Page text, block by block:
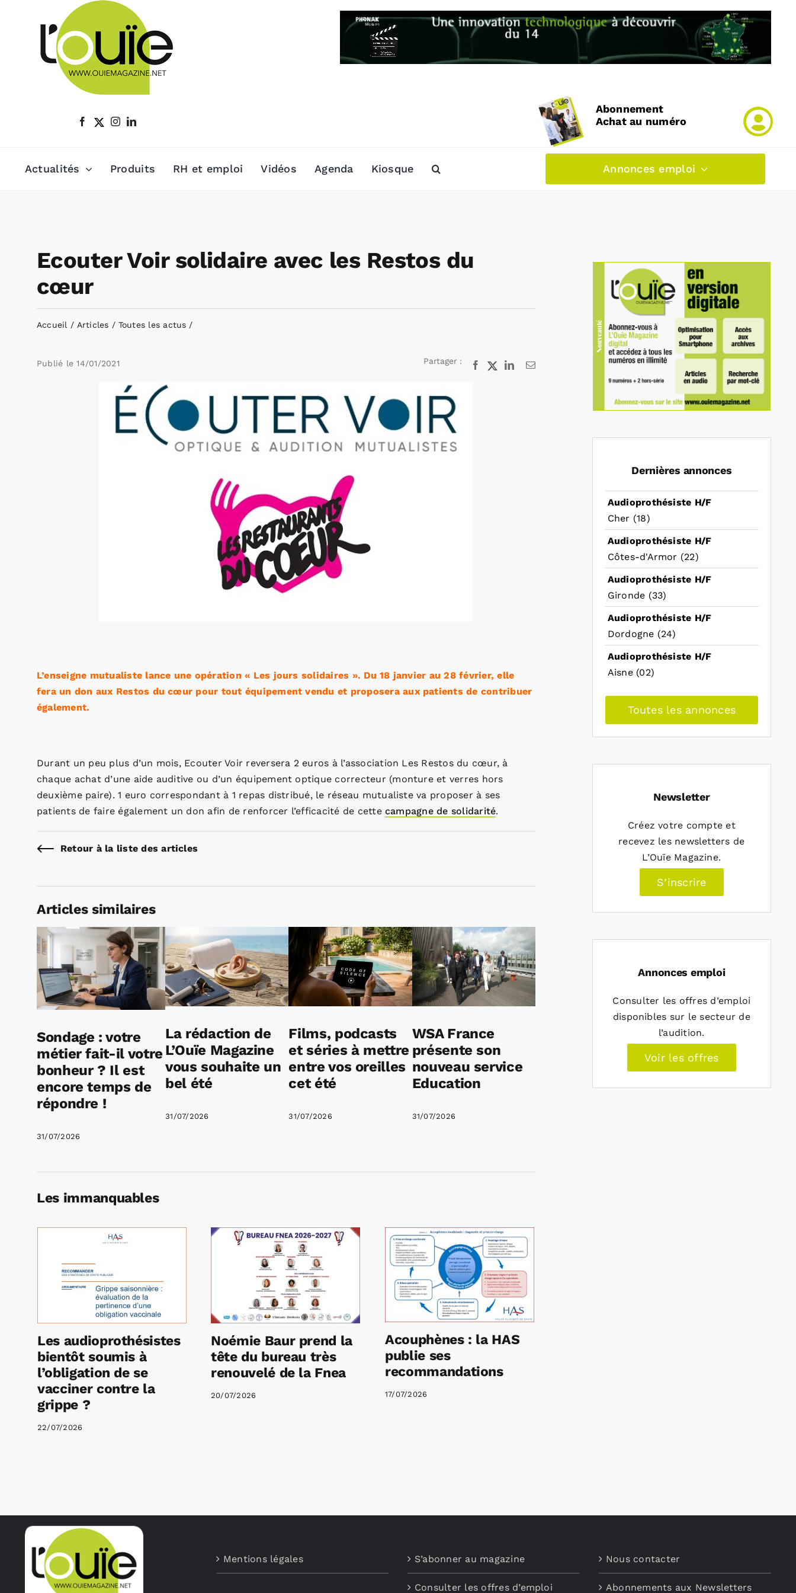
Abonnement
Achat au numéro
Actualités Produits RH et emploi Vidéos Agenda Kiosque Annonces emploi
Ecouter Voir solidaire avec les Restos du
cœur
Accueil Articles Toutes les actus
Publié le 14/01/2021 Partager : Facebook
X LinkedInEmail
L’enseigne mutualiste lance une opération « Les jours solidaires ». Du 18 janvier au 28 février, elle
fera un don aux Restos du cœur pour tout équipement vendu et proposera aux patients de contribuer
également.
Durant un peu plus d’un mois, Ecouter Voir reversera 2 euros à l’association Les Restos du cœur, à
chaque achat d’une aide auditive ou d’un équipement optique correcteur (monture et verres hors
deuxième paire). 1 euro correspondant à 1 repas distribué, le réseau mutualiste va proposer à ses
patients de faire également un don afin de renforcer l’efficacité de cette campagne de solidarité.
Retour à la liste des articles
Articles similaires
Sondage : votre
métier fait-il votre
bonheur ? Il est
encore temps de
répondre !
31/07/2026
La rédaction de
L’Ouïe Magazine
vous souhaite un
bel été
31/07/2026
Films, podcasts
et séries à mettre
entre vos oreilles
cet été
31/07/2026
WSA France
présente son
nouveau service
Education
31/07/2026
Les immanquables
Les audioprothésistes
bientôt soumis à
l’obligation de se
vacciner contre la
grippe ?
22/07/2026
Noémie Baur prend la
tête du bureau très
renouvelé de la Fnea
20/07/2026
Acouphènes : la HAS
publie ses
recommandations
17/07/2026
Dernières annonces
Audioprothésiste H/F
Cher (18)
Audioprothésiste H/F
Côtes-d'Armor (22)
Audioprothésiste H/F
Gironde (33)
Audioprothésiste H/F
Dordogne (24)
Audioprothésiste H/F
Aisne (02)
Toutes les annonces
Newsletter
Créez votre compte et
recevez les newsletters de
L’Ouïe Magazine.
S’inscrire
Annonces emploi
Consulter les offres d’emploi
disponibles sur le secteur de
l’audition.
Voir les offres
Mentions légales S’abonner au magazine
Consulter les offres d’emploi
Nous contacter
Abonnements aux Newsletters